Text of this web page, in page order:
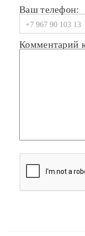
Ваш телефон:
Комментарий